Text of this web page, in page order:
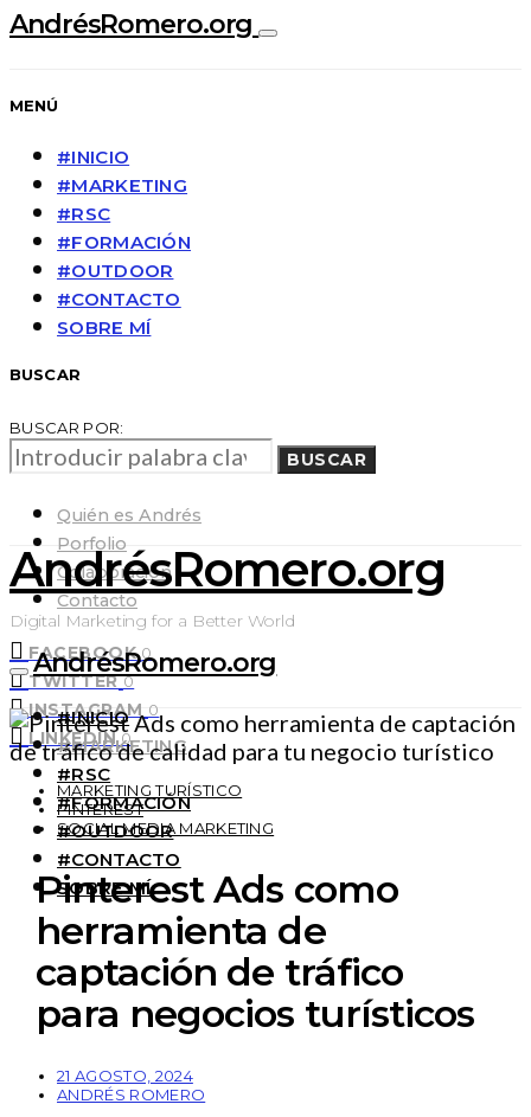
AndrésRomero.org
MENÚ
#INICIO
#MARKETING
#RSC
#FORMACIÓN
#OUTDOOR
#CONTACTO
SOBRE MÍ
BUSCAR
BUSCAR POR:
BUSCAR
Quién es Andrés
Porfolio
Colaboración
Contacto
FACEBOOK 0
TWITTER 0
INSTAGRAM 0
LINKEDIN 0
AndrésRomero.org
Digital Marketing for a Better World
AndrésRomero.org
#INICIO
#MARKETING
#RSC
#FORMACIÓN
#OUTDOOR
#CONTACTO
SOBRE MÍ
MARKETING TURÍSTICO
PINTEREST
SOCIAL MEDIA MARKETING
Pinterest Ads como
herramienta de
captación de tráfico
para negocios turísticos
21 AGOSTO, 2024
ANDRÉS ROMERO